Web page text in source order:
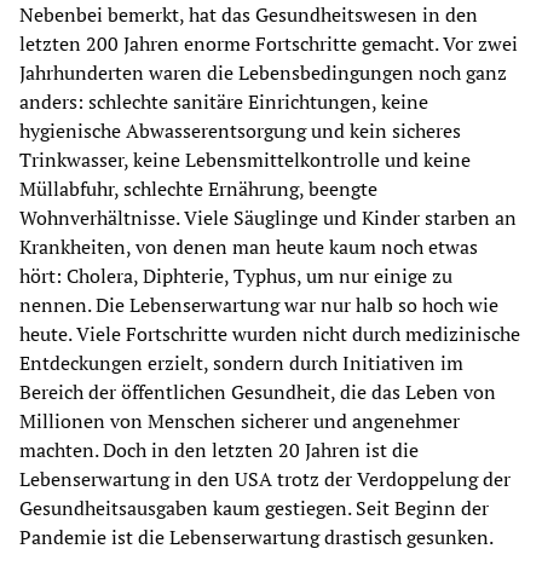
Nebenbei bemerkt, hat das Gesundheitswesen in den
letzten 200 Jahren enorme Fortschritte gemacht. Vor zwei
Jahrhunderten waren die Lebensbedingungen noch ganz
anders: schlechte sanitäre Einrichtungen, keine
hygienische Abwasserentsorgung und kein sicheres
Trinkwasser, keine Lebensmittelkontrolle und keine
Müllabfuhr, schlechte Ernährung, beengte
Wohnverhältnisse. Viele Säuglinge und Kinder starben an
Krankheiten, von denen man heute kaum noch etwas
hört: Cholera, Diphterie, Typhus, um nur einige zu
nennen. Die Lebenserwartung war nur halb so hoch wie
heute. Viele Fortschritte wurden nicht durch medizinische
Entdeckungen erzielt, sondern durch Initiativen im
Bereich der öffentlichen Gesundheit, die das Leben von
Millionen von Menschen sicherer und angenehmer
machten. Doch in den letzten 20 Jahren ist die
Lebenserwartung in den USA trotz der Verdoppelung der
Gesundheitsausgaben kaum gestiegen. Seit Beginn der
Pandemie ist die Lebenserwartung drastisch gesunken.